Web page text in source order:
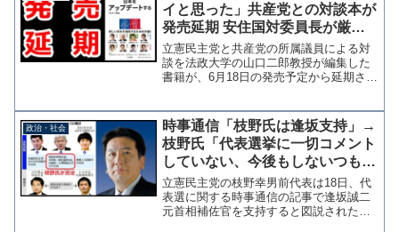
イと思った」共産党との対談本が
発売延期 安住国対委員長が厳し
く注意
立憲民主党と共産党の所属議員による対
談を法政大学の山口二郎教授が編集した
書籍が、6月18日の発売予定から延期され
な印象があるとして、立憲民主党の支持
母体労組から指摘を受...
政治・社会
時事通信「枝野氏は逢坂支持」→
枝野氏「代表選挙に一切コメント
していない、今後もしないつも
り。図表の私に関する部分は不適
切」
立憲民主党の枝野幸男前代表は18日、代
表選に関する時事通信の記事で逢坂誠二
元首相補佐官を支持すると図説されたこ